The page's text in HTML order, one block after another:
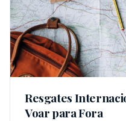
Resgates
Voar para Fora